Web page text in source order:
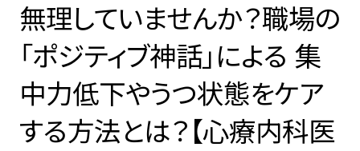
無理していませんか？職場の
「ポジティブ神話」による 集
中力低下やうつ状態をケア
する方法とは？【心療内科医